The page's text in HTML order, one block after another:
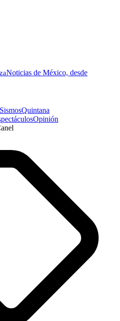
Noticias de México, desde
SismosQuintana
Opinión